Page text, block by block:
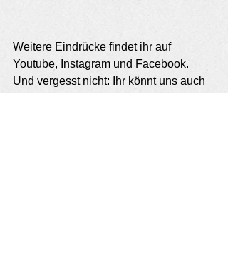
Weitere Eindrücke findet ihr auf
Youtube, Instagram und Facebook.
Und vergesst nicht: Ihr könnt uns auch